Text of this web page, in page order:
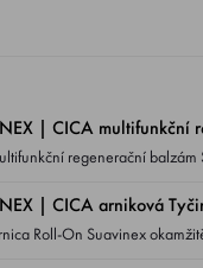
| CICA multifunkční
regenerační
| CICA arniková
Roll-On Suavinex